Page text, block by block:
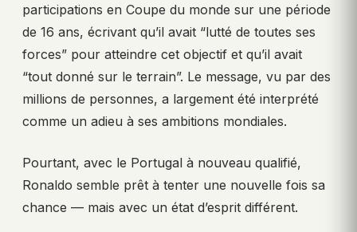
participations en Coupe du monde sur une période
de 16 ans, écrivant qu’il avait “lutté de toutes ses
forces” pour atteindre cet objectif et qu’il avait
“tout donné sur le terrain”. Le message, vu par des
millions de personnes, a largement été interprété
comme un adieu à ses ambitions mondiales.
Pourtant, avec le Portugal à nouveau qualifié,
Ronaldo semble prêt à tenter une nouvelle fois sa
chance — mais avec un état d’esprit différent.